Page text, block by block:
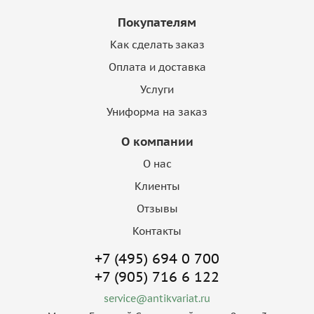
Покупателям
Как сделать заказ
Оплата и доставка
Услуги
Униформа на заказ
О компании
О нас
Клиенты
Отзывы
Контакты
+7 (495) 694 0 700
+7 (905) 716 6 122
service@antikvariat.ru